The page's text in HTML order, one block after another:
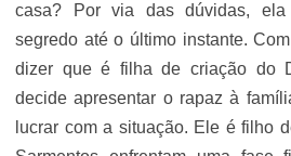
casa? Por via das dúvidas, ela
segredo até o último instante.
dizer que é filha de criação do
decide apresentar o rapaz à
lucrar com a situação. Ele é filho